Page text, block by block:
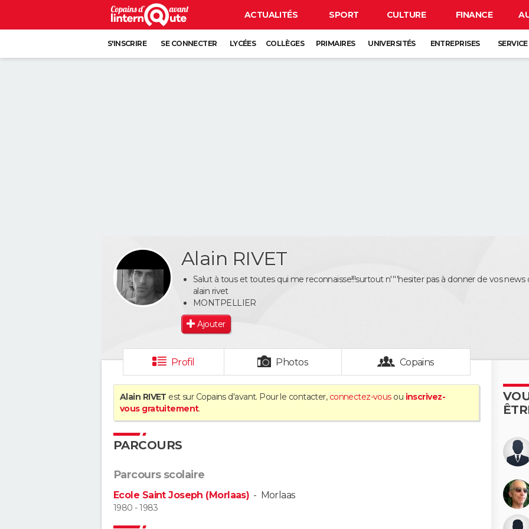
ACTUALITÉS SPORT CULTURE FINANCE
S'INSCRIRE SE CONNECTER LYCÉES COLLÈGES PRIMAIRES UNIVERSITÉS ENTREPRISES
Alain RIVET
Salut à tous et toutes qui me reconnaisse!!!surtout n''''hesiter pas à donner de vos news
alain rivet
MONTPELLIER
Ajouter
Profil Photos Copains
Alain RIVET est sur Copains d'avant. Pour le contacter, connectez-vousou inscrivez-
vous gratuitement.
PARCOURS
Parcours scolaire
Ecole Saint Joseph (Morlaas) - Morlaas
1980 - 1983